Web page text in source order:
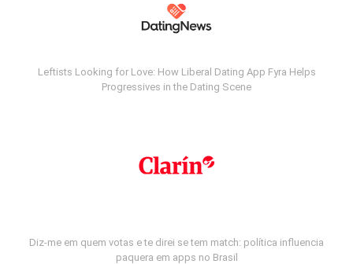
Leftists Looking for Love: How Liberal Dating App Fyra Helps
Progressives in the Dating Scene
Diz-me em quem votas e te direi se tem match: política influencia
paquera em apps no Brasil